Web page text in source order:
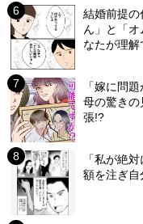
結婚前提
ん」と「
なたが理解
「嫁に問
母の驚き
張!?
「私が絶
額を注ぎ